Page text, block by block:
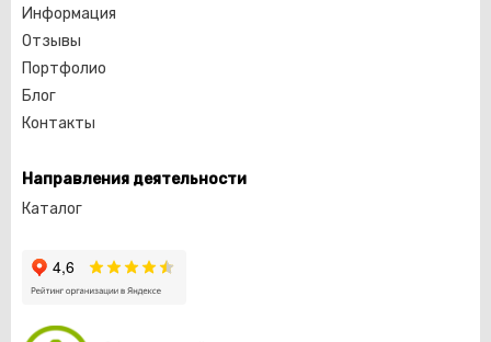
Информация
Отзывы
Портфолио
Блог
Контакты
Направления деятельности
Каталог